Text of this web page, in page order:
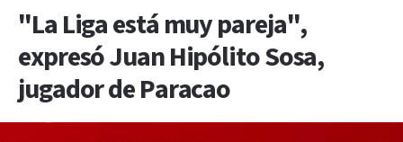
"La Liga está muy pareja",
expresó Juan Hipólito Sosa,
jugador de Paracao